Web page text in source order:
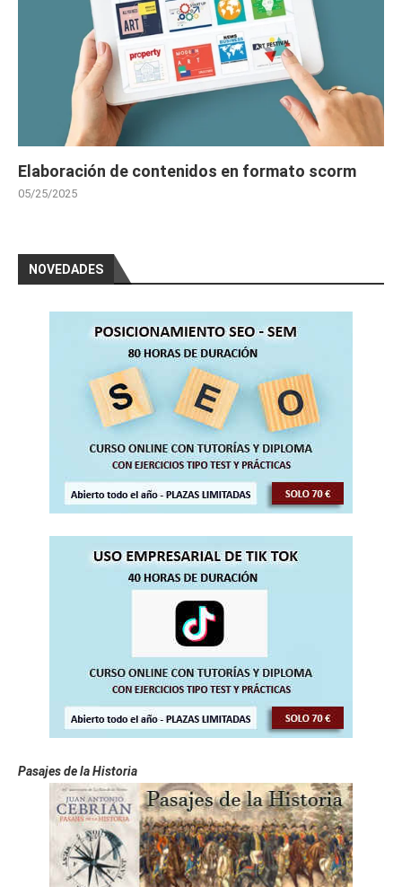
Elaboración de contenidos en formato scorm
05/25/2025
NOVEDADES
Pasajes de la Historia